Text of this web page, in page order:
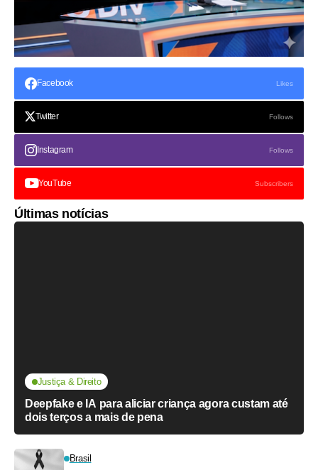
Facebook Likes
Twitter Follows
Instagram Follows
YouTube Subscribers
Últimas notícias
Justiça & Direito
Deepfake e IA para aliciar criança agora custam até
dois terços a mais de pena
Brasil